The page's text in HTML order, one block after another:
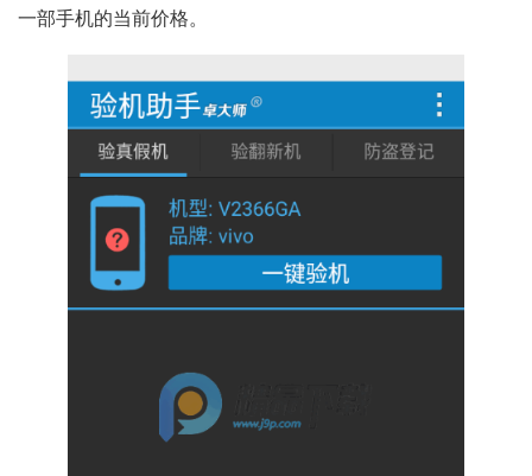
一部手机的当前价格。